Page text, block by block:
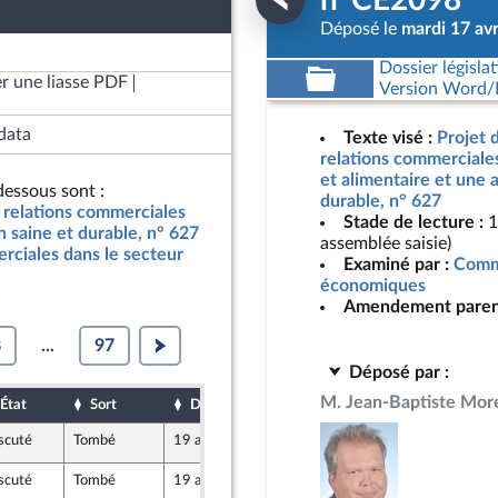
une liasse PDF
sont :
commerciales
saine et durable, n° 627
dans le secteur
... 97
État Sort Date d'examen Date de dépôt
Tombé 19 avril 2018 13 avril 2018
Tombé 19 avril 2018 13 avril 2018
Déposé le mardi 17
Dossier
Version
Texte visé : Projet
relations
et alimentaire et une
durable, n° 627
Stade de lecture :
assemblée saisie)
Examiné par :
économiques
Amendement
Déposé par :
M. Jean-Baptiste